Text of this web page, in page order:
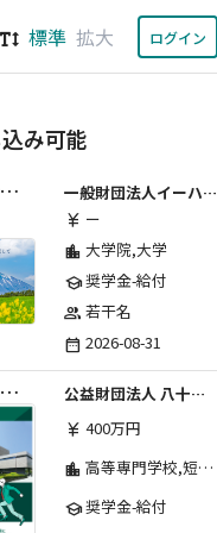
標準 拡大 ログイン
み可能
2026年度（令和8年度）第２期 一般財団法人イーハトーブ育英会奨学生募集（給付型） 日本国内及び海外の大学・大学院に自宅外通学をする学生に生活費の一部(家賃半額相当)を給付【岩手県が本籍地の大学生または大学院生対象】
一般財団法人イーハトーブ育英会
currency_yen ー
location_city 大学院,大学
school奨学金-給付
group 若干名
date_range 2026-08-31
2027年度奨学生募集要項
公益財団法人 八十二みらい財団
currency_yen 400万円
location_city 高等専門学校,短期大学,専修学校,大学
school奨学金-給付